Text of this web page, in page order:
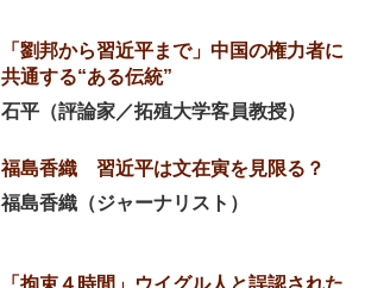
「劉邦から習近平まで」中国の権力者に
共通する“ある伝統”
石平（評論家／拓殖大学客員教授）
福島香織 習近平は文在寅を見限る？
福島香織（ジャーナリスト）
「拘束４時間」ウイグル人と誤認された